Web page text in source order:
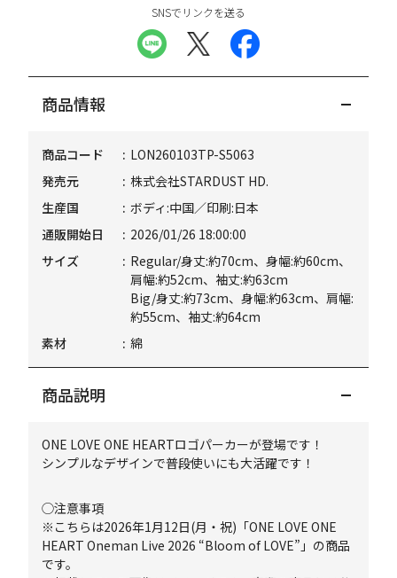
SNSでリンクを送る
商品情報
商品コード
LON260103TP-S5063
発売元
株式会社STARDUST HD.
生産国
ボディ:中国／印刷:日本
通販開始日
2026/01/26 18:00:00
サイズ
Regular/身丈:約70cm、身幅:約60cm、
肩幅:約52cm、袖丈:約63cm
Big/身丈:約73cm、身幅:約63cm、肩幅:
約55cm、袖丈:約64cm
素材
綿
商品説明
ONE LOVE ONE HEARTロゴパーカーが登場です！
シンプルなデザインで普段使いにも大活躍です！
◯注意事項
※こちらは2026年1月12日(月・祝)「ONE LOVE ONE
HEART Oneman Live 2026 “Bloom of LOVE”」の商品
です。